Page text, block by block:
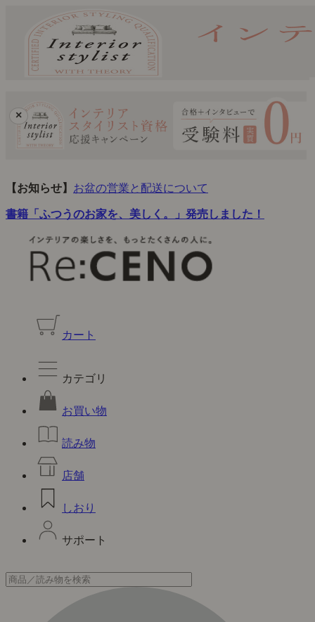
×
【お知らせ】 お盆の営業と配送について
書籍「ふつうのお家を、美しく。」発売しました！
カート
カテゴリ
お買い物
読み物
店舗
しおり
サポート